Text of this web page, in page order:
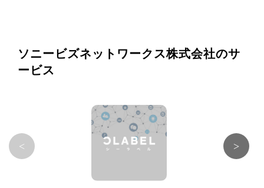
ソニービズネットワークス株式会社のサ
ービス
< >